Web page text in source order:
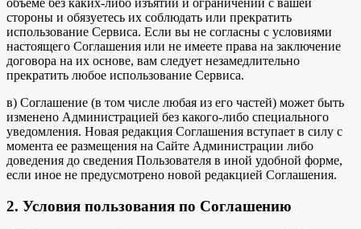
объеме без каких-либо изъятий и ограничений с вашей
стороны и обязуетесь их соблюдать или прекратить
использование Сервиса. Если вы не согласны с условиями
настоящего Соглашения или не имеете права на заключение
договора на их основе, вам следует незамедлительно
прекратить любое использование Сервиса.
в) Соглашение (в том числе любая из его частей) может быть
изменено Администрацией без какого-либо специального
уведомления. Новая редакция Соглашения вступает в силу с
момента ее размещения на Сайте Администрации либо
доведения до сведения Пользователя в иной удобной форме,
если иное не предусмотрено новой редакцией Соглашения.
2. Условия пользования по Соглашению